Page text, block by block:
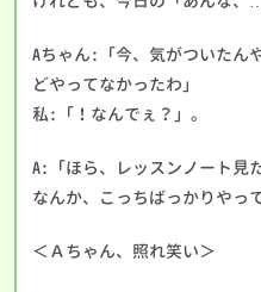
Aちゃん:「今、気がついたん
どやってなかったわ」
私:「！なんでぇ？」。
A:「ほら、レッスンノート見
なんか、こっちばっかりやっ
＜Ａちゃん、照れ笑い＞